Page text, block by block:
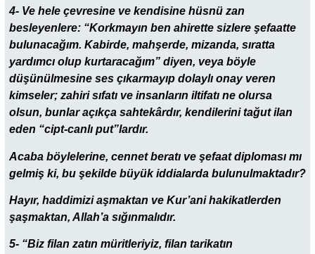
4- Ve hele çevresine ve kendisine hüsnü zan
besleyenlere: “Korkmayın ben ahirette sizlere şefaatte
bulunacağım. Kabirde, mahşerde, mizanda, sıratta
yardımcı olup kurtaracağım” diyen, veya böyle
düşünülmesine ses çıkarmayıp dolaylı onay veren
kimseler; zahiri sıfatı ve insanların iltifatı ne olursa
olsun, bunlar açıkça sahtekârdır, kendilerini tağut ilan
eden “cipt-canlı put”lardır.
Acaba böylelerine, cennet beratı ve şefaat diploması mı
gelmiş ki, bu şekilde büyük iddialarda bulunulmaktadır?
Hayır, haddimizi aşmaktan ve Kur’ani hakikatlerden
şaşmaktan, Allah’a sığınmalıdır.
5- “Biz filan zatın müritleriyiz, filan tarikatın